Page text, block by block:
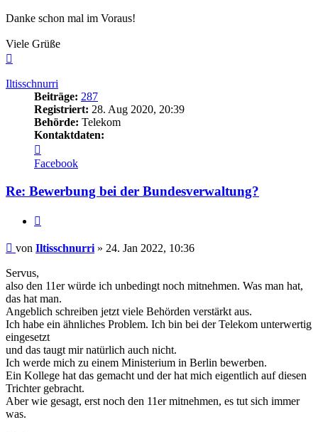
Danke schon mal im Voraus!
Viele Grüße
Iltisschnurri
Beiträge: 287
Registriert: 28. Aug 2020, 20:39
Behörde: Telekom
Kontaktdaten:
von
Iltisschnurri
Facebook
Re: Bewerbung bei der Bundesverwaltung?
Beitrag
von Iltisschnurri » 24. Jan 2022, 10:36
Servus,
also den 11er würde ich unbedingt noch mitnehmen. Was man hat,
das hat man.
Angeblich schreiben jetzt viele Behörden verstärkt aus.
Ich habe ein ähnliches Problem. Ich bin bei der Telekom unterwertig
eingesetzt
und das taugt mir natürlich auch nicht.
Ich werde mich zu einem Ministerium in Berlin bewerben.
Ein Kollege hat das gemacht und der hat mich eigentlich auf diesen
Trichter gebracht.
Aber wie gesagt, erst noch den 11er mitnehmen, es tut sich immer
was.